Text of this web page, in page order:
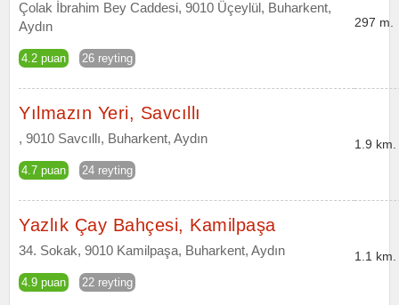
Çolak İbrahim Bey Caddesi, 9010 Üçeylül, Buharkent,
Aydın
4.2 puan 26 reyting
297 m.
Yılmazın Yeri, Savcıllı
, 9010 Savcıllı, Buharkent, Aydın
4.7 puan 24 reyting
1.9 km.
Yazlık Çay Bahçesi, Kamilpaşa
34. Sokak, 9010 Kamilpaşa, Buharkent, Aydın
4.9 puan 22 reyting
1.1 km.